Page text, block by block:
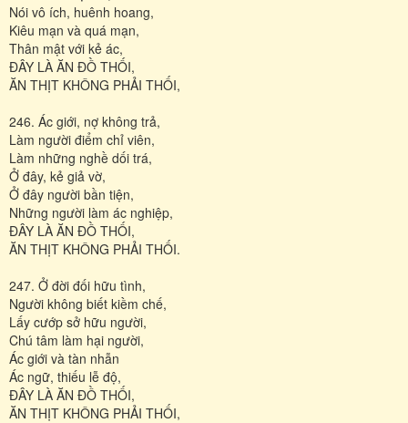
Nói vô ích, huênh hoang,
Kiêu mạn và quá mạn,
Thân mật với kẻ ác,
ÐÂY LÀ ĂN ĐỒ THỐI,
ĂN THỊT KHÔNG PHẢI THỐI,
246. Ác giới, nợ không trả,
Làm người điểm chỉ viên,
Làm những nghề dối trá,
Ở đây, kẻ giả vờ,
Ở đây người bần tiện,
Những người làm ác nghiệp,
ÐÂY LÀ ĂN ĐỒ THỐI,
ĂN THỊT KHÔNG PHẢI THỐI.
247. Ở đời đối hữu tình,
Người không biết kiềm chế,
Lấy cướp sở hữu người,
Chú tâm làm hại người,
Ác giới và tàn nhẫn
Ác ngữ, thiếu lễ độ,
ÐÂY LÀ ĂN ĐỒ THỐI,
ĂN THỊT KHÔNG PHẢI THỐI,